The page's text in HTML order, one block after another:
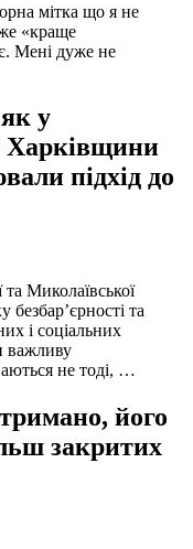
мітка що я не
«краще
Мені дуже не
у
Харківщини
підхід до
Миколаївської
безбар’єрності та
і соціальних
важливу
не тоді, …
його
закритих